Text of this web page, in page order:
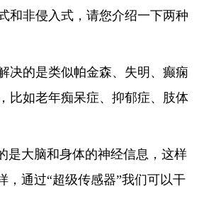
非侵入式，请您介绍一下两种
的是类似帕金森、失明、癫痫
比如老年痴呆症、抑郁症、肢体
大脑和身体的神经信息，这样
，通过“超级传感器”我们可以干